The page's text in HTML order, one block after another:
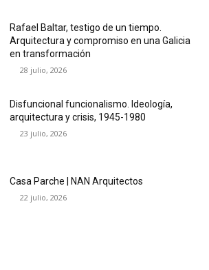
Rafael Baltar, testigo de un tiempo.
Arquitectura y compromiso en una Galicia
en transformación
28 julio, 2026
Disfuncional funcionalismo. Ideología,
arquitectura y crisis, 1945-1980
23 julio, 2026
Casa Parche | NAN Arquitectos
22 julio, 2026